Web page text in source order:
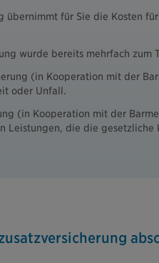
übernimmt für Sie die Kosten
wurde bereits mehrfach zum
(in Kooperation mit der
oder Unfall.
(in Kooperation mit der
Leistungen, die die gesetzliche